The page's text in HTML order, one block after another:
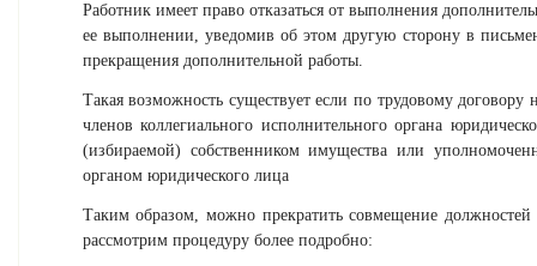
Работник имеет право отказаться от выполнения
ее выполнении, уведомив об этом другую сторону в
прекращения дополнительной работы.
Такая возможность существует если по трудовому договору
членов коллегиального исполнительного органа
(избираемой) собственником имущества или
органом юридического лица
Таким образом, можно прекратить совмещение
рассмотрим процедуру более подробно: